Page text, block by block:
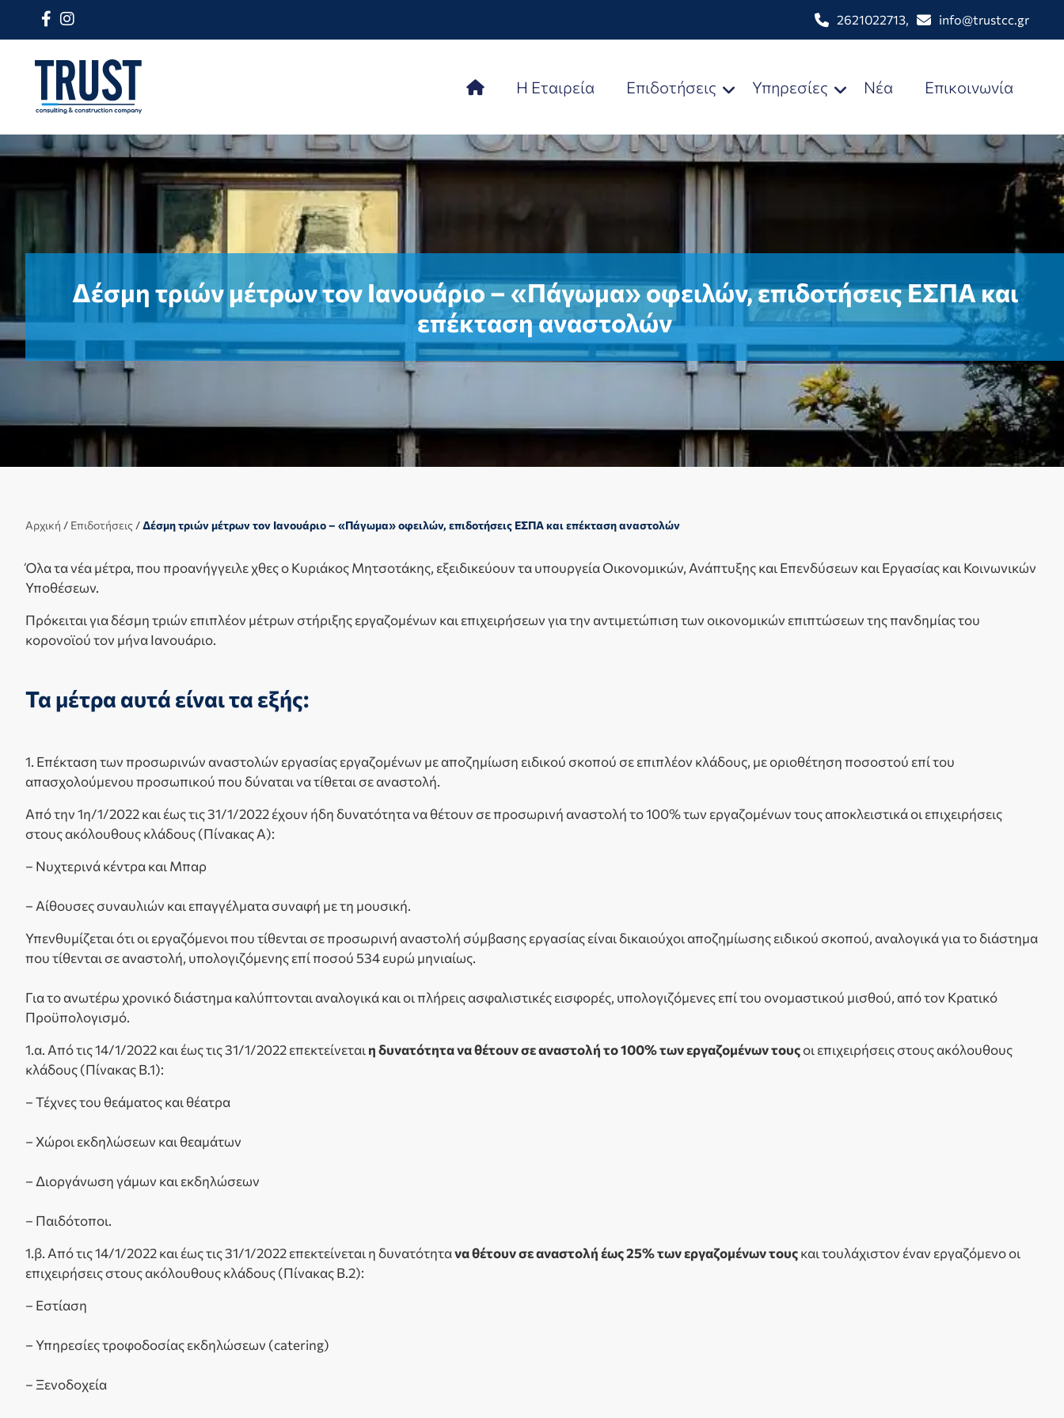
2621022713, info@trustcc.gr
Η Εταιρεία Επιδοτήσεις Υπηρεσίες Νέα Επικοινωνία
Αρχική / Επιδοτήσεις /Δέσμη τριών μέτρων τον Ιανουάριο – «Πάγωμα» οφειλών, επιδοτήσεις ΕΣΠΑ και επέκταση αναστολών
Δέσμη τριών μέτρων τον Ιανουάριο – «Πάγωμα» οφειλών, επιδοτήσεις ΕΣΠΑ και
επέκταση αναστολών
Όλα τα νέα μέτρα, που προανήγγειλε χθες ο Κυριάκος Μητσοτάκης, εξειδικεύουν τα υπουργεία Οικονομικών, Ανάπτυξης και Επενδύσεων και Εργασίας και Κοινωνικών
Υποθέσεων.
Πρόκειται για δέσμη τριών επιπλέον μέτρων στήριξης εργαζομένων και επιχειρήσεων για την αντιμετώπιση των οικονομικών επιπτώσεων της πανδημίας του
κορονοϊού τον μήνα Ιανουάριο.
Τα μέτρα αυτά είναι τα εξής:
1. Επέκταση των προσωρινών αναστολών εργασίας εργαζομένων με αποζημίωση ειδικού σκοπού σε επιπλέον κλάδους, με οριοθέτηση ποσοστού επί του
απασχολούμενου προσωπικού που δύναται να τίθεται σε αναστολή.
Από την 1η/1/2022 και έως τις 31/1/2022 έχουν ήδη δυνατότητα να θέτουν σε προσωρινή αναστολή το 100% των εργαζομένων τους αποκλειστικά οι επιχειρήσεις
στους ακόλουθους κλάδους (Πίνακας Α):
– Νυχτερινά κέντρα και Μπαρ
– Αίθουσες συναυλιών και επαγγέλματα συναφή με τη μουσική.
Υπενθυμίζεται ότι οι εργαζόμενοι που τίθενται σε προσωρινή αναστολή σύμβασης εργασίας είναι δικαιούχοι αποζημίωσης ειδικού σκοπού, αναλογικά για το διάστημα
που τίθενται σε αναστολή, υπολογιζόμενης επί ποσού 534 ευρώ μηνιαίως.
Για το ανωτέρω χρονικό διάστημα καλύπτονται αναλογικά και οι πλήρεις ασφαλιστικές εισφορές, υπολογιζόμενες επί του ονομαστικού μισθού, από τον Κρατικό
Προϋπολογισμό.
1.α. Από τις 14/1/2022 και έως τις 31/1/2022 επεκτείνεται η δυνατότητα να θέτουν σε αναστολή το 100% των εργαζομένων τουςοι επιχειρήσεις στους ακόλουθους
κλάδους (Πίνακας Β.1):
– Τέχνες του θεάματος και θέατρα
– Χώροι εκδηλώσεων και θεαμάτων
– Διοργάνωση γάμων και εκδηλώσεων
– Παιδότοποι.
1.β. Από τις 14/1/2022 και έως τις 31/1/2022 επεκτείνεται η δυνατότητανα θέτουν σε αναστολή έως 25% των εργαζομένων τουςκαι τουλάχιστον έναν εργαζόμενο οι
επιχειρήσεις στους ακόλουθους κλάδους (Πίνακας Β.2):
– Εστίαση
– Υπηρεσίες τροφοδοσίας εκδηλώσεων (catering)
– Ξενοδοχεία